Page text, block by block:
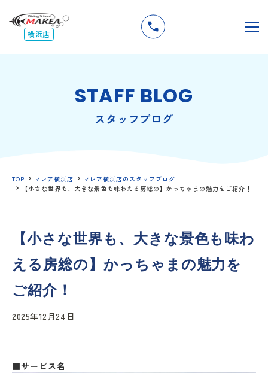
横浜店
STAFF BLOG
スタッフブログ
TOP マレア横浜店
マレア横浜店のスタッフブログ
【小さな世界も、大きな景色も味わえる房総の】かっちゃまの魅力をご紹介！
【小さな世界も、大きな景色も味わ
える房総の】かっちゃまの魅力を
ご紹介！
2025年12月24日
■サービス名